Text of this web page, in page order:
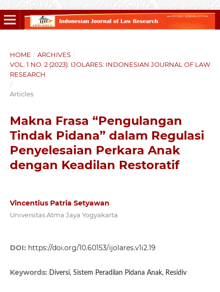
HOME / ARCHIVES /
VOL. 1 NO. 2 (2023): IJOLARES: INDONESIAN JOURNAL OF LAW
RESEARCH
/
Articles
Makna Frasa “Pengulangan
Tindak Pidana” dalam Regulasi
Penyelesaian Perkara Anak
dengan Keadilan Restoratif
Vincentius Patria Setyawan
Universitas Atma Jaya Yogyakarta
DOI: https://doi.org/10.60153/ijolares.v1i2.19
Keywords: Diversi, Sistem Peradilan Pidana Anak, Residiv